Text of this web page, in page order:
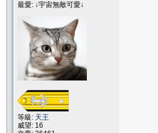
最愛: ↓宇宙無敵可愛↓
等級: 天王
威望: 16